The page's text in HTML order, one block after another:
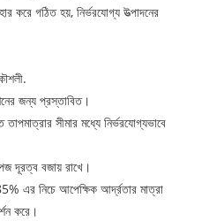
করে গঠিত হয়, নির্ভরযোগ্য উত্পাদনের
জন্য প্রস্তাবিত।
সীমার মধ্যে নির্ভরযোগ্যভাবে
দূরত্ব বজায় রাখে।
এর নিচে আপেক্ষিক আর্দ্রতার মাত্রা
করে।